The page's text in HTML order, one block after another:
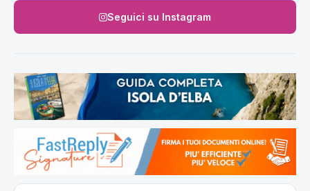
Seguici su Instagram